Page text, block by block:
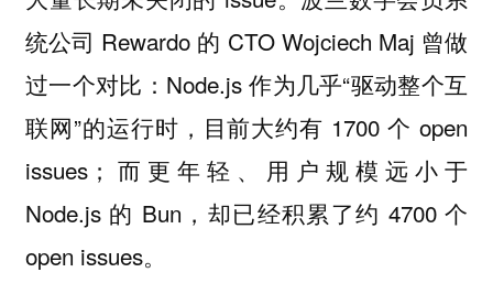
统公司 Rewardo 的 CTO Wojciech Maj 曾做
过一个对比：Node.js 作为几乎“驱动整个互
联网”的运行时，目前大约有 1700 个 open
issues；而更年轻、用户规模远小于
Node.js 的 Bun，却已经积累了约 4700 个
open issues。